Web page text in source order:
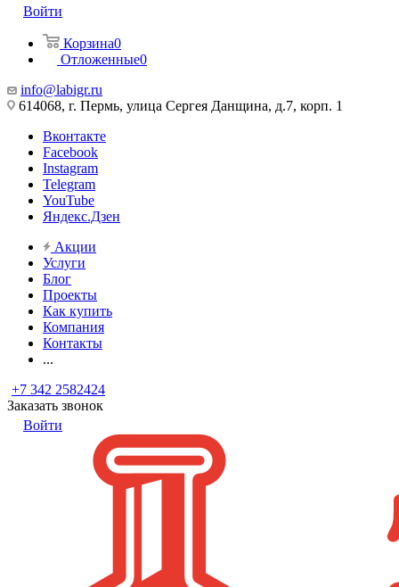
Войти
Корзина0
Отложенные0
info@labigr.ru
614068, г. Пермь, улица Сергея Данщина, д.7, корп. 1
Вконтакте
Facebook
Instagram
Telegram
YouTube
Яндекс.Дзен
Акции
Услуги
Блог
Проекты
Как купить
Компания
Контакты
...
+7 342 2582424
Заказать звонок
Войти